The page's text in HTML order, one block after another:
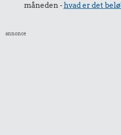
måneden -hvad er det
annonce